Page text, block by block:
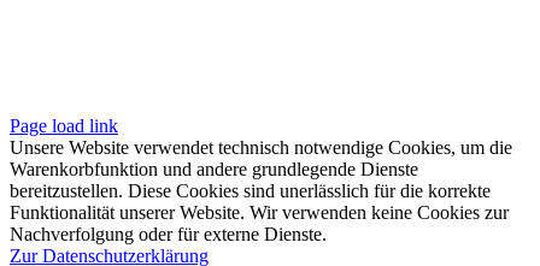
Page load link
Unsere Website verwendet technisch notwendige Cookies, um die
Warenkorbfunktion und andere grundlegende Dienste
bereitzustellen. Diese Cookies sind unerlässlich für die korrekte
Funktionalität unserer Website. Wir verwenden keine Cookies zur
Nachverfolgung oder für externe Dienste.
Zur Datenschutzerklärung